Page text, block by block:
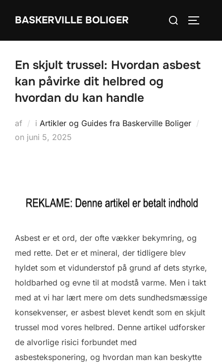
BASKERVILLE BOLIGER
Søg
En skjult trussel: Hvordan asbest
kan påvirke dit helbred og
hvordan du kan handle
af i Artikler og Guides fra Baskerville Boliger
on Udgivet
juni 5, 2025
Asbest er et ord, der ofte vækker bekymring, og
med rette. Det er et mineral, der tidligere blev
hyldet som et vidunderstof på grund af dets styrke,
holdbarhed og evne til at modstå varme. Men i takt
med at vi har lært mere om dets sundhedsmæssige
konsekvenser, er asbest blevet kendt som en skjult
trussel mod vores helbred. Denne artikel udforsker
de alvorlige risici forbundet med
asbesteksponering, og hvordan man kan beskytte